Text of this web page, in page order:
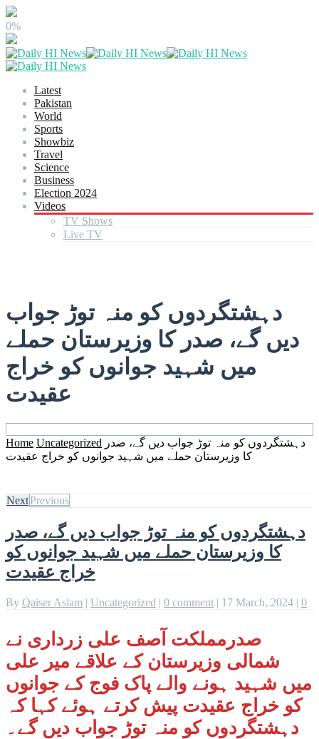
0%
Latest
Pakistan
World
Sports
Showbiz
Travel
Science
Business
Election 2024
Videos
TV Shows
Live TV
دہشتگردوں کو منہ توڑ جواب
دیں گے، صدر کا وزیرستان حملے
میں شہید جوانوں کو خراج
عقیدت
Home Uncategorized دہشتگردوں کو منہ توڑ جواب دیں گے، صدر
کا وزیرستان حملے میں شہید جوانوں کو خراج عقیدت
NextPrevious
دہشتگردوں کو منہ توڑ جواب دیں گے، صدر
کا وزیرستان حملے میں شہید جوانوں کو
خراج عقیدت
By Qaiser Aslam | Uncategorized | 0 comment | 17 March, 2024 | 0
صدرمملکت آصف علی زرداری نے
شمالی وزیرستان کے علاقے میر علی
میں شہید ہونے والے پاک فوج کے جوانوں
کو خراج عقیدت پیش کرتے ہوئے کہا کہ
دہشتگردوں کو منہ توڑ جواب دیں گے۔